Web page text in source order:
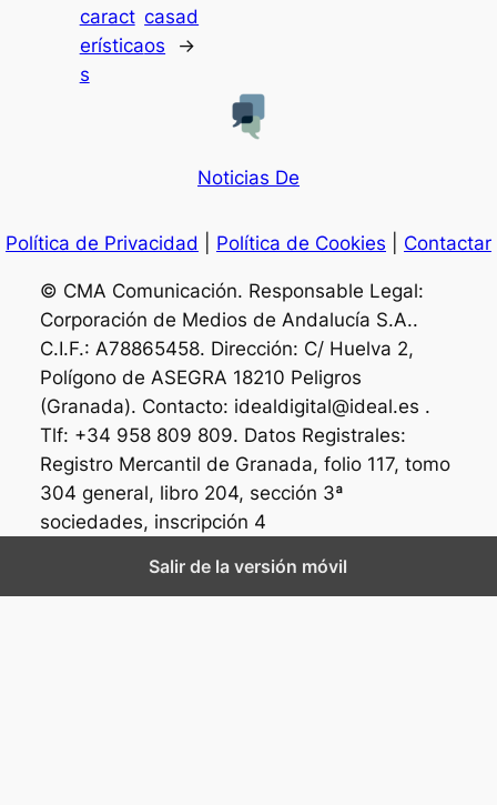
caract
erística
s
casad
os
→
Noticias De
Política de Privacidad Política de Cookies Contactar
© CMA Comunicación. Responsable Legal:
Corporación de Medios de Andalucía S.A..
C.I.F.: A78865458. Dirección: C/ Huelva 2,
Polígono de ASEGRA 18210 Peligros
(Granada). Contacto: idealdigital@ideal.es .
Tlf: +34 958 809 809. Datos Registrales:
Registro Mercantil de Granada, folio 117, tomo
304 general, libro 204, sección 3ª
sociedades, inscripción 4
Salir de la versión móvil